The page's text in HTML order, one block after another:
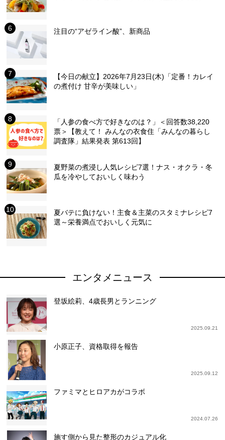
注目の“アゼライン酸”、新商品
【今日の献立】2026年7月23日(木)「定番！カレイ
の煮付け 甘辛が美味しい」
「人参の食べ方で好きなのは？」＜回答数38,220
票＞【教えて！ みんなの衣食住「みんなの暮らし
調査隊」結果発表 第613回】
夏野菜の煮浸し人気レシピ7選！ナス・オクラ・冬
瓜を冷やしておいしく味わう
夏バテに負けない！主食＆主菜のスタミナレシピ7
選～栄養満点でおいしく元気に
エンタメニュース
登坂絵莉、4歳長男とランニング
2025.09.21
小原正子、資格取得を報告
2025.09.12
ファミマとヒロアカがコラボ
2024.07.26
施す側から見た整形のカジュアル化